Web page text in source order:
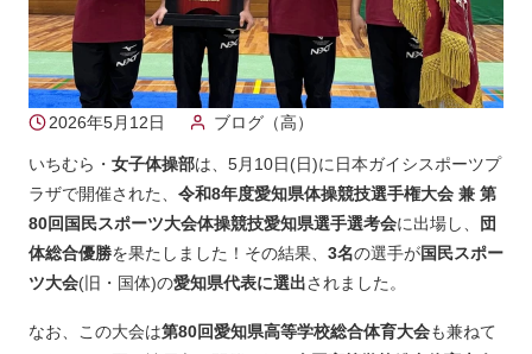
2026年5月12日 ブログ（高）
いちむら・ 女子体操部は、5月10日(日)に日本ガイシスポーツプ
ラザで開催された、 令和8年度愛知県体操競技選手権大会 兼 第
80回国民スポーツ大会体操競技愛知県選手選考会に出場し、
団
体総合優勝を果たしました！その結果、 3名の選手が国民スポー
ツ大会(旧・国体)の愛知県代表に選出されました。
なお、この大会は第80回愛知県高等学校総合体育大会も兼ねて